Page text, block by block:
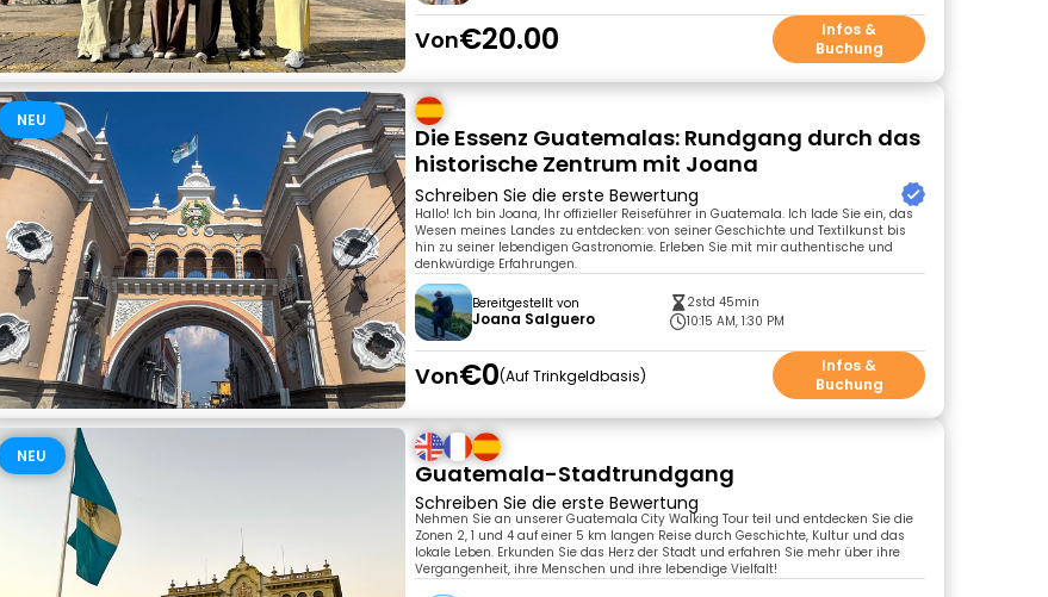
Von€20.00
Infos &
Buchung
NEU
Die Essenz Guatemalas: Rundgang durch das
historische Zentrum mit Joana
Schreiben Sie die erste Bewertung
Hallo! Ich bin Joana, Ihr offizieller Reiseführer in Guatemala. Ich lade Sie ein, das
Wesen meines Landes zu entdecken: von seiner Geschichte und Textilkunst bis
hin zu seiner lebendigen Gastronomie. Erleben Sie mit mir authentische und
denkwürdige Erfahrungen.
Bereitgestellt von
Joana Salguero
2std 45min
10:15 AM, 1:30 PM
Von€0 Auf Trinkgeldbasis
Infos &
Buchung
NEU
Guatemala-Stadtrundgang
Schreiben Sie die erste Bewertung
Nehmen Sie an unserer Guatemala City Walking Tour teil und entdecken Sie die
Zonen 2, 1 und 4 auf einer 5 km langen Reise durch Geschichte, Kultur und das
lokale Leben. Erkunden Sie das Herz der Stadt und erfahren Sie mehr über ihre
Vergangenheit, ihre Menschen und ihre lebendige Vielfalt!